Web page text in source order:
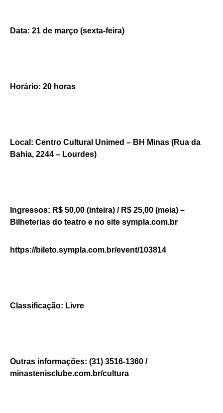
Data: 21 de março (sexta-feira)
Horário: 20 horas
Local: Centro Cultural Unimed – BH Minas (Rua da
Bahia, 2244 – Lourdes)
Ingressos: R$ 50,00 (inteira) / R$ 25,00 (meia) –
Bilheterias do teatro e no site sympla.com.br
https://bileto.sympla.com.br/event/103814
Classificação: Livre
Outras informações: (31) 3516-1360 /
minastenisclube.com.br/cultura